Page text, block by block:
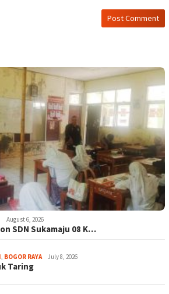
August 6, 2026
SDN Sukamaju 08 K…
BOGOR RAYA July 8, 2026
Taring